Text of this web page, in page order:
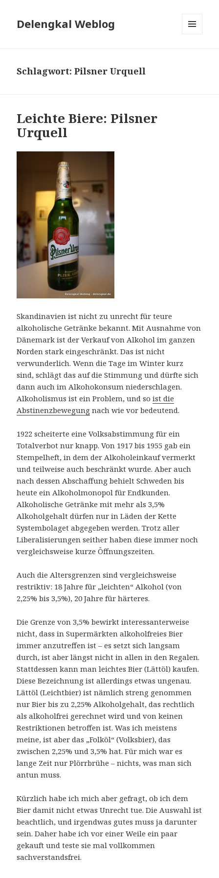
Delengkal Weblog
Schlagwort:Pilsner Urquell
Leichte Biere: Pilsner
Urquell
Skandinavien ist nicht zu unrecht für teure
alkoholische Getränke bekannt. Mit Ausnahme von
Dänemark ist der Verkauf von Alkohol im ganzen
Norden stark eingeschränkt. Das ist nicht
verwunderlich. Wenn die Tage im Winter kurz
sind, schlägt das auf die Stimmung und dürfte sich
dann auch im Alkohokonsum niederschlagen.
Alkoholismus ist ein Problem, und soist die
Abstinenzbewegung nach wie vor bedeutend.
1922 scheiterte eine Volksabstimmung für ein
Totalverbot nur knapp. Von 1917 bis 1955 gab ein
Stempelheft, in dem der Alkoholeinkauf vermerkt
und teilweise auch beschränkt wurde. Aber auch
nach dessen Abschaffung behielt Schweden bis
heute ein Alkoholmonopol für Endkunden.
Alkoholische Getränke mit mehr als 3,5%
Alkoholgehalt dürfen nur in Läden der Kette
Systembolaget abgegeben werden. Trotz aller
Liberalisierungen seither haben diese immer noch
vergleichsweise kurze Öffnungszeiten.
Auch die Altersgrenzen sind vergleichsweise
restriktiv: 18 Jahre für „leichten“ Alkohol (von
2,25% bis 3,5%), 20 Jahre für härteres.
Die Grenze von 3,5% bewirkt interessanterweise
nicht, dass in Supermärkten alkoholfreies Bier
immer anzutreffen ist – es setzt sich langsam
durch, ist aber längst nicht in allen in den Regalen.
Stattdessen kann man leichtes Bier (Lättöl) kaufen.
Diese Bezeichnung ist allerdings etwas ungenau.
Lättöl (Leichtbier) ist nämlich streng genommen
nur Bier bis zu 2,25% Alkoholgehalt, das rechtlich
als alkoholfrei gerechnet wird und von keinen
Restriktionen betroffen ist. Was ich meistens
meine, ist aber das „Folköl“ (Volksbier), das
zwischen 2,25% und 3,5% hat. Für mich war es
lange Zeit nur Plörrbrühe – nichts, was man sich
antun muss.
Kürzlich habe ich mich aber gefragt, ob ich dem
Bier damit nicht etwas Unrecht tue. Die Auswahl ist
beachtlich, und irgendwas gutes muss ja darunter
sein. Daher habe ich vor einer Weile ein paar
gekauft und teste sie mal vollkommen
sachverstandsfrei.